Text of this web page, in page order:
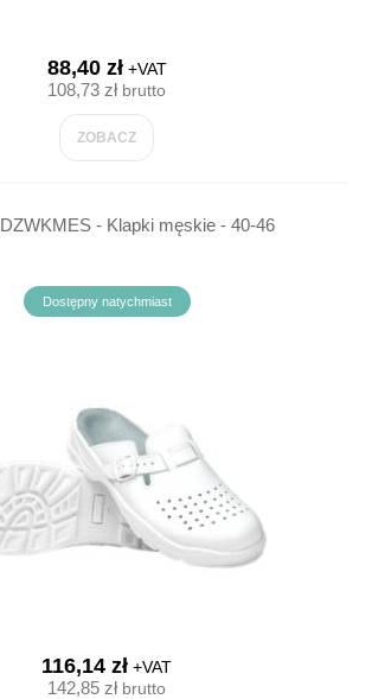
88,40 zł+VAT
108,73 złbrutto
ZOBACZ
- Klapki męskie - 40-46
Dostępny natychmiast
116,14 zł +VAT
142,85 złbrutto